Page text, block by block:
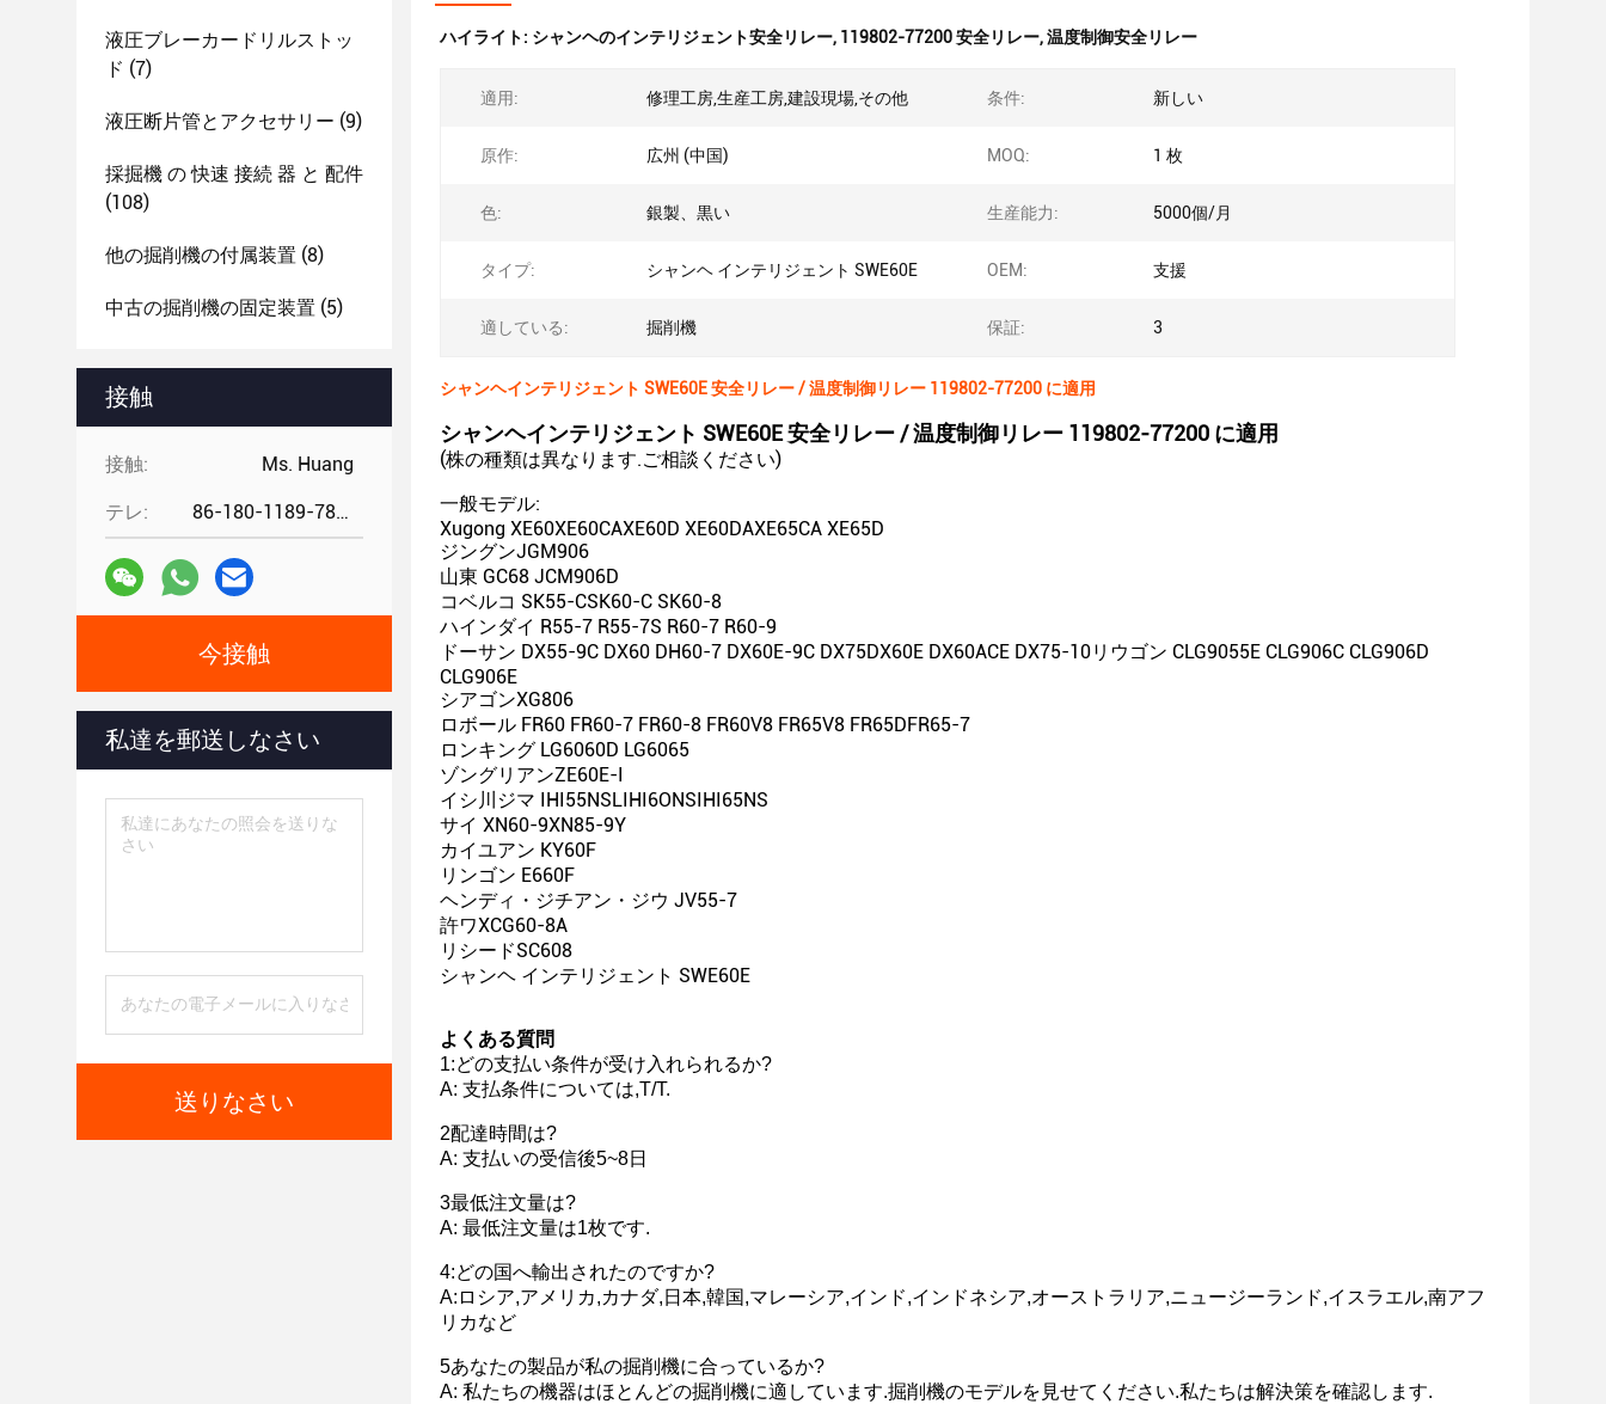
液圧ブレーカードリルストッ
ド (7)
液圧断片管とアクセサリー (9)
採掘機 の 快速 接続 器 と 配件
(108)
他の掘削機の付属装置 (8)
中古の掘削機の固定装置 (5)
接触
接触: Ms. Huang
テレ: 86-180-1189-7808
今接触
私達を郵送しなさい
送りなさい
ハイライト: シャンヘのインテリジェント安全リレー, 119802-77200 安全リレー,温度制御安全リレー
適用: 修理工房,生産工房,建設現場,その他 条件: 新しい
原作: 広州 (中国) MOQ: 1 枚
色: 銀製、黒い 生産能力: 5000個/月
タイプ: シャンヘ インテリジェント SWE60E OEM: 支援
適している: 掘削機 保証: 3
シャンヘインテリジェント SWE60E 安全リレー / 温度制御リレー 119802-77200 に適用
シャンヘインテリジェント SWE60E 安全リレー / 温度制御リレー 119802-77200 に適用
(株の種類は異なります.ご相談ください)
一般モデル:
Xugong XE60XE60CAXE60D XE60DAXE65CA XE65D
ジングンJGM906
山東 GC68 JCM906D
コベルコ SK55-CSK60-C SK60-8
ハインダイ R55-7 R55-7S R60-7 R60-9
ドーサン DX55-9C DX60 DH60-7 DX60E-9C DX75DX60E DX60ACE DX75-10リウゴン CLG9055E CLG906C CLG906D
CLG906E
シアゴンXG806
ロボール FR60 FR60-7 FR60-8 FR60V8 FR65V8 FR65DFR65-7
ロンキング LG6060D LG6065
ゾングリアンZE60E-I
イシ川ジマ IHI55NSLIHI6ONSIHI65NS
サイ XN60-9XN85-9Y
カイユアン KY60F
リンゴン E660F
ヘンディ・ジチアン・ジウ JV55-7
許ワXCG60-8A
リシードSC608
シャンヘ インテリジェント SWE60E
よくある質問
1:どの支払い条件が受け入れられるか?
A: 支払条件については,T/T.
2配達時間は?
A: 支払いの受信後5~8日
3最低注文量は?
A: 最低注文量は1枚です.
4:どの国へ輸出されたのですか?
A:ロシア,アメリカ,カナダ,日本,韓国,マレーシア,インド,インドネシア,オーストラリア,ニュージーランド,イスラエル,南アフ
リカなど
5あなたの製品が私の掘削機に合っているか?
A: 私たちの機器はほとんどの掘削機に適しています.掘削機のモデルを見せてください.私たちは解決策を確認します.